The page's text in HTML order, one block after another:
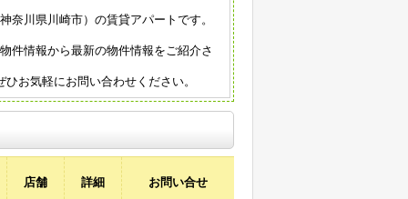
奈川県川崎市）の賃貸アパートです。
件情報から最新の物件情報をご紹介さ
お気軽にお問い合わせください。
店舗 詳細 お問い合せ